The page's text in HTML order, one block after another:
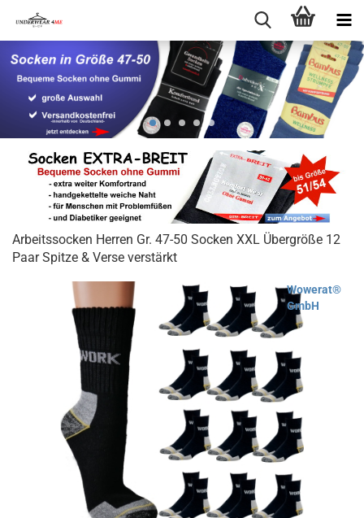
Arbeitssocken Herren Gr. 47-50 Socken XXL Übergröße 12
Paar Spitze & Verse verstärkt
Wowerat®
GmbH